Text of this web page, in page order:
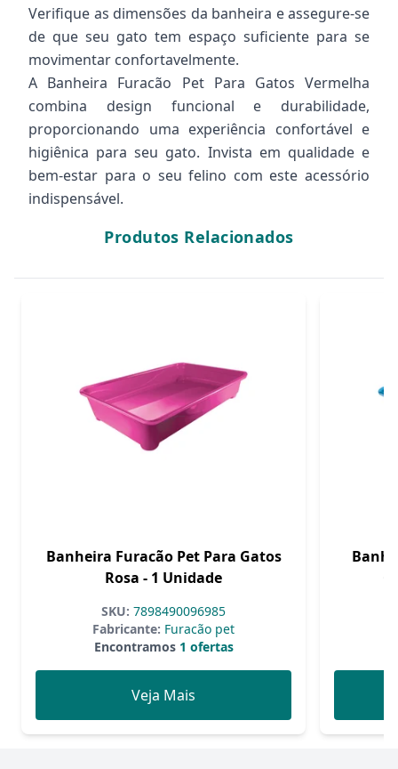
Verifique as dimensões da banheira e assegure-se
de que seu gato tem espaço suficiente para se
movimentar confortavelmente.
A Banheira Furacão Pet Para Gatos Vermelha
combina design funcional e durabilidade,
proporcionando uma experiência confortável e
higiênica para seu gato. Invista em qualidade e
bem-estar para o seu felino com este acessório
indispensável.
Produtos Relacionados
Banheira Furacão Pet Para Gatos
Rosa - 1 Unidade
SKU: 7898490096985
Fabricante: Furacão pet
Encontramos1 ofertas
Veja Mais